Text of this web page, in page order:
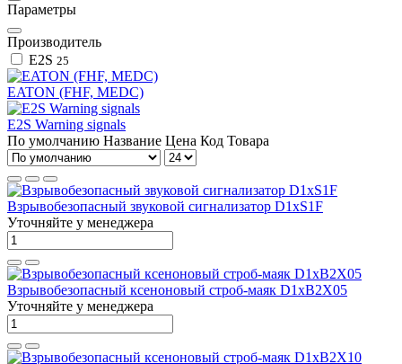
Параметры
Производитель
E2S 25
EATON (FHF, MEDC)
E2S Warning signals
По умолчанию Название Цена Код Товара
Взрывобезопасный звуковой сигнализатор D1xS1F
Уточняйте у менеджера
Взрывобезопасный ксеноновый строб-маяк D1xB2X05
Уточняйте у менеджера